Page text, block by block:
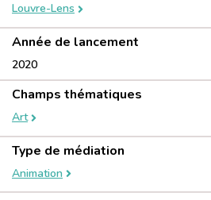
Louvre-Lens
Année de lancement
2020
Champs thématiques
Art
Type de médiation
Animation